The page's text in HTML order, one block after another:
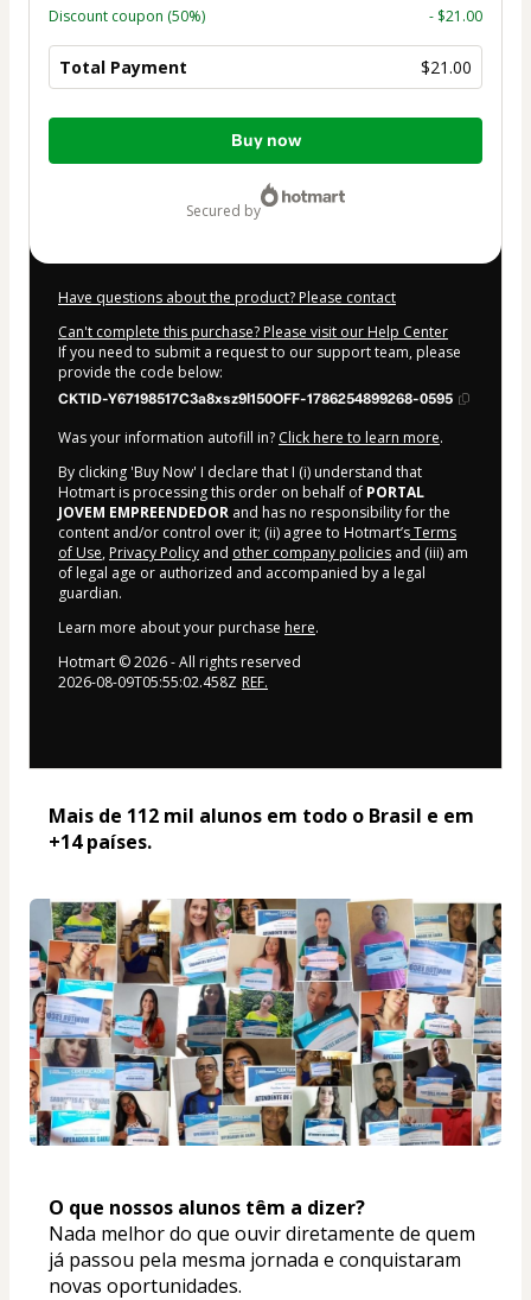
Discount coupon (50%) - $21.00
Total Payment $21.00
Total
$21.00
Buy now
secured by
Have questions about the product? Please contact
Can't complete this purchase? Please visit our Help Center
If you need to submit a request to our support team, please
provide the code below:
CKTID-Y67198517C3a8xsz9l150OFF-1786254899268-0595
Was your information autofill in? Click here to learn more.
By clicking 'Buy Now' I declare that I (i) understand that
Hotmart is processing this order on behalf of PORTAL
JOVEM EMPREENDEDOR and has no responsibility for the
content and/or control over it; (ii) agree to Hotmart’sTerms
of Use, Privacy Policy and other company policies and (iii) am
of legal age or authorized and accompanied by a legal
guardian.
Learn more about your purchase here.
Hotmart ©2026- All rights reserved
2026-08-09T05:55:02.458Z REF.
Mais de 112 mil alunos em todo o Brasil e em
+14 países.
O que nossos alunos têm a dizer?
Nada melhor do que ouvir diretamente de quem
já passou pela mesma jornada e conquistaram
novas oportunidades.